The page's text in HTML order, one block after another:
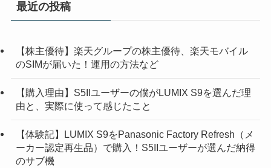
最近の投稿
【株主優待】楽天グループの株主優待、楽天モバイル
のSIMが届いた！運用の方法など
【購入理由】S5IIユーザーの僕がLUMIX S9を選んだ理
由と、実際に使って感じたこと
【体験記】LUMIX S9をPanasonic Factory Refresh（メ
ーカー認定再生品）で購入！S5IIユーザーが選んだ納得
のサブ機